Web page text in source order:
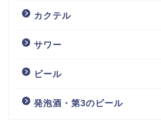
カクテル
サワー
ビール
発泡酒・第3のビール